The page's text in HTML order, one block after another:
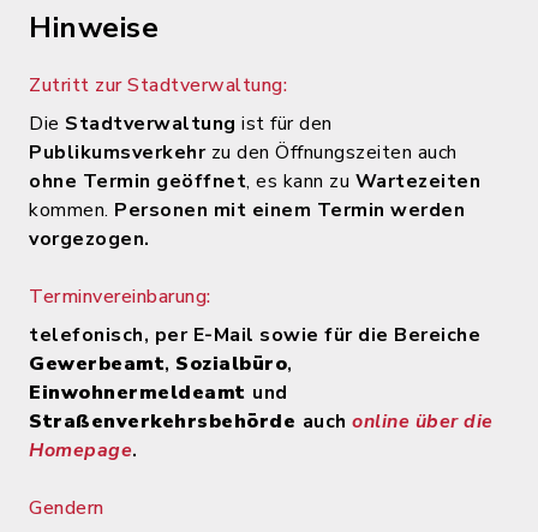
Hinweise
Zutritt zur Stadtverwaltung:
Die Stadtverwaltung ist für den
Publikumsverkehr zu den Öffnungszeiten auch
ohne Termin geöffnet, es kann zu Wartezeiten
kommen. Personen mit einem Termin werden
vorgezogen.
Terminvereinbarung:
telefonisch, per E-Mail sowie für die Bereiche
Gewerbeamt, Sozialbüro,
Einwohnermeldeamt und
Straßenverkehrsbehörde auch online über die
Homepage.
Gendern